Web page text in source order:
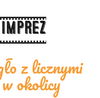
z licznymi
okolicy